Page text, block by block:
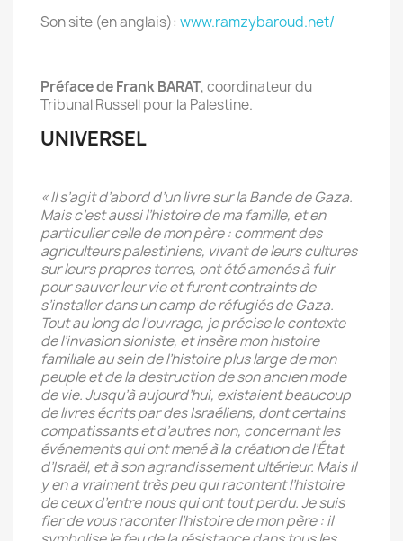
Son site (en anglais): www.ramzybaroud.net/
Préface de Frank BARAT, coordinateur du
Tribunal Russell pour la Palestine.
UNIVERSEL
« Il s’agit d’abord d’un livre sur la Bande de Gaza.
Mais c’est aussi l’histoire de ma famille, et en
particulier celle de mon père : comment des
agriculteurs palestiniens, vivant de leurs cultures
sur leurs propres terres, ont été amenés à fuir
pour sauver leur vie et furent contraints de
s’installer dans un camp de réfugiés de Gaza.
Tout au long de l’ouvrage, je précise le contexte
de l’invasion sioniste, et insère mon histoire
familiale au sein de l’histoire plus large de mon
peuple et de la destruction de son ancien mode
de vie. Jusqu’à aujourd’hui, existaient beaucoup
de livres écrits par des Israéliens, dont certains
compatissants et d’autres non, concernant les
événements qui ont mené à la création de l’État
d’Israël, et à son agrandissement ultérieur. Mais il
y en a vraiment très peu qui racontent l’histoire
de ceux d’entre nous qui ont tout perdu. Je suis
fier de vous raconter l’histoire de mon père : il